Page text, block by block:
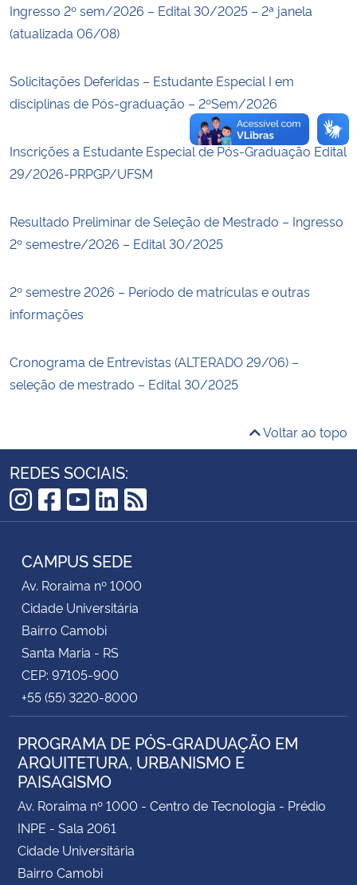
Banco Central do Brasil
Ingresso 2º sem/2026 – Edital 30/2025 – 2ª janela
(atualizada 06/08)
Solicitações Deferidas – Estudante Especial I em
disciplinas de Pós-graduação – 2ºSem/2026
Inscrições a Estudante Especial de Pós-Graduação Edital
29/2026-PRPGP/UFSM
Resultado Preliminar de Seleção de Mestrado – Ingresso
2º semestre/2026 – Edital 30/2025
2º semestre 2026 – Período de matrículas e outras
informações
Cronograma de Entrevistas (ALTERADO 29/06) –
seleção de mestrado – Edital 30/2025
Voltar ao topo
REDES SOCIAIS:
Instagram
Facebook
YouTube
LinkedIn
RSS
CAMPUS SEDE
Av. Roraima nº 1000
Cidade Universitária
Bairro Camobi
Santa Maria - RS
CEP: 97105-900
+55 (55) 3220-8000
PROGRAMA DE PÓS-GRADUAÇÃO EM
ARQUITETURA, URBANISMO E
PAISAGISMO
Av. Roraima nº 1000 - Centro de Tecnologia - Prédio
INPE - Sala 2061
Cidade Universitária
Bairro Camobi